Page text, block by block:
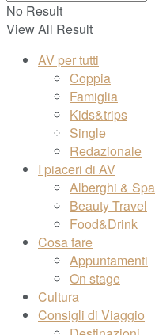
No Result
View All Result
AV per tutti
Coppia
Famiglia
Kids&trips
Single
Redazionale
I piaceri di AV
Alberghi & Spa
Beauty Travel
Food&Drink
Cosa fare
Appuntamenti
On stage
Cultura
Consigli di Viaggio